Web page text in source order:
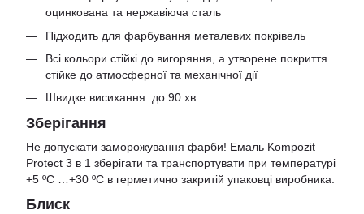
оцинкована та нержавіюча сталь
Підходить для фарбування металевих покрівель
Всі кольори стійкі до вигоряння, а утворене покриття
стійке до атмосферної та механічної дії
Швидке висихання: до 90 хв.
Зберігання
Не допускати заморожування фарби! Емаль Kompozit
Protect 3 в 1 зберігати та транспортувати при температурі
+5 ºС …+30 ºС в герметично закритій упаковці виробника.
Блиск